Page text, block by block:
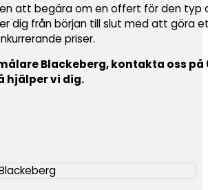
att begära om en offert för den typ
dig från början till slut med att göra
priser.
Blackeberg, kontakta oss på
hjälper vi dig.